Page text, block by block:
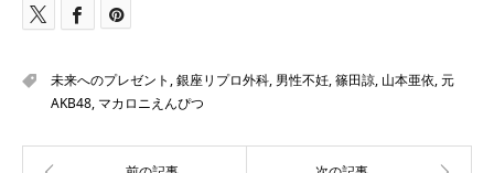
未来へのプレゼント ,銀座リプロ外科, 男性不妊,篠田諒, 山本亜依,元
AKB48, マカロニえんぴつ